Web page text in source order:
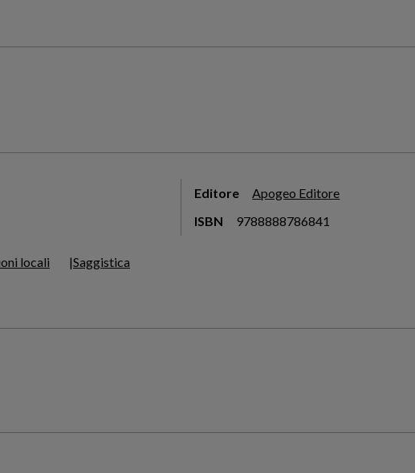
Editore Apogeo Editore
ISBN 9788888786841
locali Saggistica